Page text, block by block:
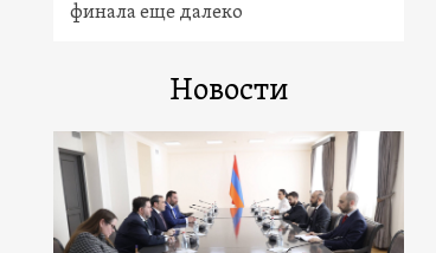
финала еще далеко
Новости